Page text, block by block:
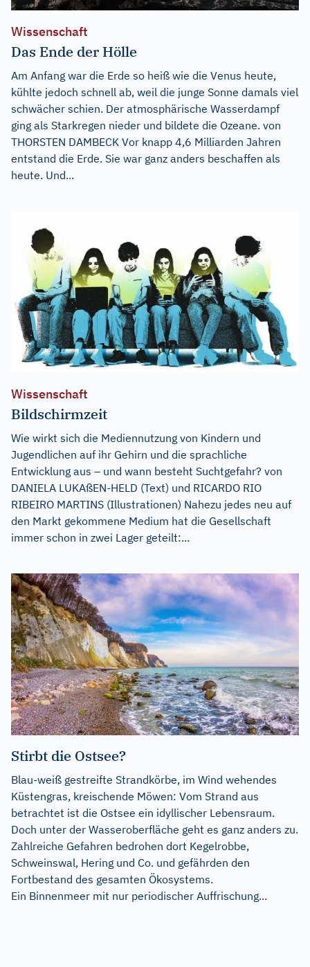
Wissenschaft
Das Ende der Hölle
Am Anfang war die Erde so heiß wie die Venus heute,
kühlte jedoch schnell ab, weil die junge Sonne damals viel
schwächer schien. Der atmosphärische Wasserdampf
ging als Starkregen nieder und bildete die Ozeane. von
THORSTEN DAMBECK Vor knapp 4,6 Milliarden Jahren
entstand die Erde. Sie war ganz anders beschaffen als
heute. Und...
Wissenschaft
Bildschirmzeit
Wie wirkt sich die Mediennutzung von Kindern und
Jugendlichen auf ihr Gehirn und die sprachliche
Entwicklung aus – und wann besteht Suchtgefahr? von
DANIELA LUKAßEN-HELD (Text) und RICARDO RIO
RIBEIRO MARTINS (Illustrationen) Nahezu jedes neu auf
den Markt gekommene Medium hat die Gesellschaft
immer schon in zwei Lager geteilt:...
Stirbt die Ostsee?
Blau-weiß gestreifte Strandkörbe, im Wind wehendes
Küstengras, kreischende Möwen: Vom Strand aus
betrachtet ist die Ostsee ein idyllischer Lebensraum.
Doch unter der Wasseroberfläche geht es ganz anders zu.
Zahlreiche Gefahren bedrohen dort Kegelrobbe,
Schweinswal, Hering und Co. und gefährden den
Fortbestand des gesamten Ökosystems.
Ein Binnenmeer mit nur periodischer Auffrischung...